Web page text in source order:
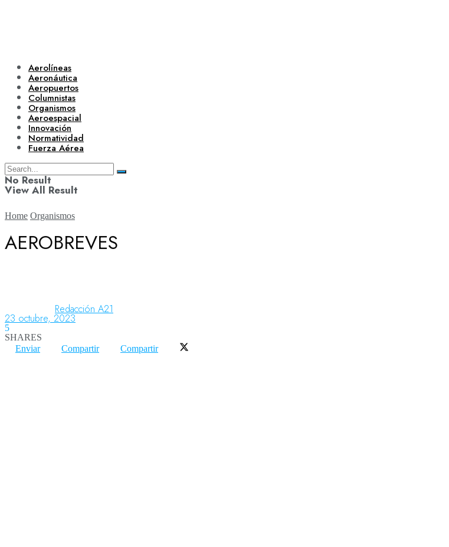
Aerolíneas
Aeronáutica
Aeropuertos
Columnistas
Organismos
Aeroespacial
Innovación
Normatividad
Fuerza Aérea
No Result
View All Result
Aeronáutica
Aeropuertos
Home Organismos
AEROBREVES
Redacción A21
23 octubre, 2023
5
SHARES
Enviar
Compartir Compartir